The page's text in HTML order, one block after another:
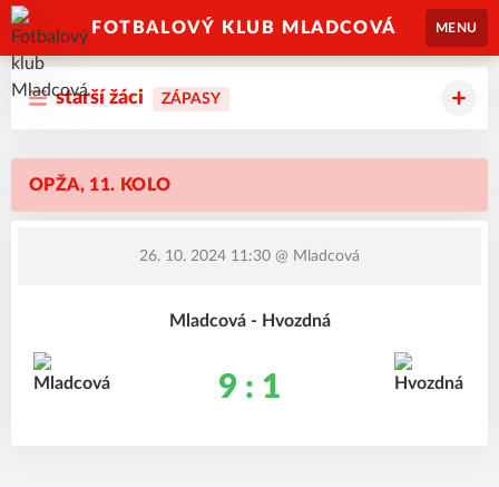
FOTBALOVÝ KLUB MLADCOVÁ MENU
starší žáci ZÁPASY
OPŽA, 11. KOLO
26. 10. 2024 11:30 @ Mladcová
Mladcová - Hvozdná
9 : 1